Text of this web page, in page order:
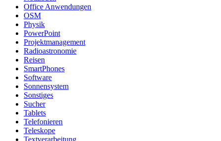
Office Anwendungen
OSM
Physik
PowerPoint
Projektmanagement
Radioastronomie
Reisen
SmartPhones
Software
Sonnensystem
Sonstiges
Sucher
Tablets
Telefonieren
Teleskope
Textverarbeitung